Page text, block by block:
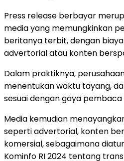
Press release berbayar
media yang memungkinkan
beritanya terbit, dengan
advertorial atau konten
Dalam praktiknya,
menentukan waktu tayang,
sesuai dengan gaya
Media kemudian
seperti advertorial, konten
komersial, sebagaimana
Kominfo RI 2024 tentang